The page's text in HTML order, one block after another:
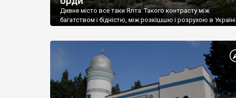
Дивне місто все таки Ялта. Такого контрасту між
багатством і бідністю, між розкішшю і розрухою в Україні